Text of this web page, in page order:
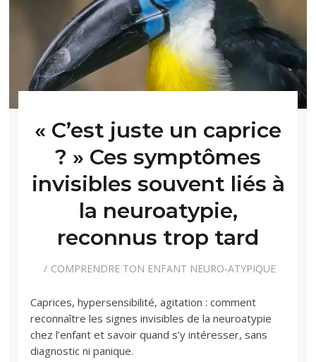
« C’est juste un caprice
? » Ces symptômes
invisibles souvent liés à
la neuroatypie,
reconnus trop tard
COMPRENDRE TON ENFANT NEURO-ATYPIQUE
Caprices, hypersensibilité, agitation : comment
reconnaître les signes invisibles de la neuroatypie
chez l’enfant et savoir quand s’y intéresser, sans
diagnostic ni panique.